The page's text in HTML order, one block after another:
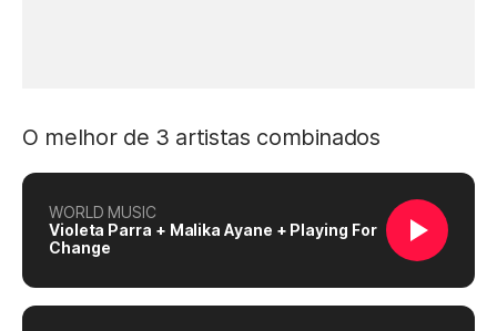
O melhor de 3 artistas combinados
WORLD MUSIC
Violeta Parra + Malika Ayane + Playing For
Change